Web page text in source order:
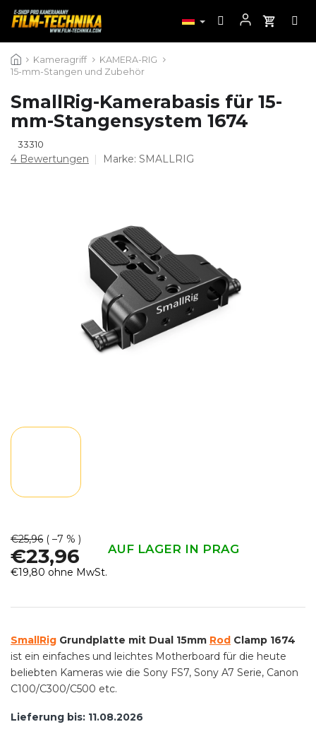
Inhalt
springen
Kameragriff
KAMERA-RIG
15-mm-Stangen und Zubehör
SmallRig-Kamerabasis für 15-
mm-Stangensystem 1674
33310
Die
4 Bewertungen Marke: SMALLRIG
€25,96 ( –7 % )
€23,96 AUF LAGER IN PRAG
€19,80 ohne MwSt.
Lieferung bis: 11.08.2026
SmallRig Grundplatte mit Dual 15mm Rod Clamp 1674
ist ein einfaches und leichtes Motherboard für die heute
beliebten Kameras wie die Sony FS7, Sony A7 Serie, Canon
C100/C300/C500 etc.